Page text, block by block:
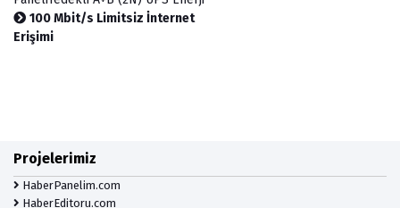
100 Mbit/s Limitsiz İnternet
Erişimi
Projelerimiz
HaberPanelim.com
HaberEditoru.com